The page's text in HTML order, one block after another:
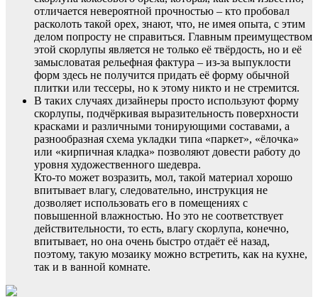
отличается невероятной прочностью – кто пробовал
расколоть такой орех, знают, что, не имея опыта, с этим
делом попросту не справиться. Главным преимуществом
этой скорлупы является не только её твёрдость, но и её
замысловатая рельефная фактура – из-за выпуклости
форм здесь не получится придать её форму обычной
плитки или тессеры, но к этому никто и не стремится.
В таких случаях дизайнеры просто используют форму
скорлупы, подчёркивая выразительность поверхности
красками и различными тонирующими составами, а
разнообразная схема укладки типа «паркет», «ёлочка»
или «кирпичная кладка» позволяют довести работу до
уровня художественного шедевра.
Кто-то может возразить, мол, такой материал хорошо
впитывает влагу, следовательно, инструкция не
дозволяет использовать его в помещениях с
повышенной влажностью. Но это не соответствует
действительности, то есть, влагу скорлупа, конечно,
впитывает, но она очень быстро отдаёт её назад,
поэтому, такую мозаику можно встретить, как на кухне,
так и в ванной комнате.